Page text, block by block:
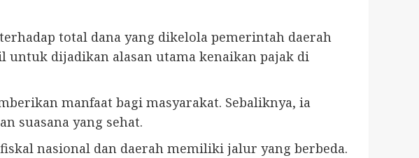
total dana yang dikelola pemerintah daerah
dijadikan alasan utama kenaikan pajak di
manfaat bagi masyarakat. Sebaliknya, ia
suasana yang sehat.
nasional dan daerah memiliki jalur yang berbeda.